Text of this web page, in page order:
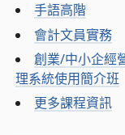
手語高階
會計文員實務
創業/中小企經
理系統使用簡介班
更多課程資訊